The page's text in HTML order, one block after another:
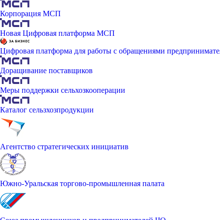
Корпорация МСП
Новая Цифровая платформа МСП
Цифровая платформа для работы с обращениями
Доращивание поставщиков
Меры поддержки сельхозкооперации
Каталог сельзхозпродукции
Агентство стратегических инициатив
Южно-Уральская торгово-промышленная палата